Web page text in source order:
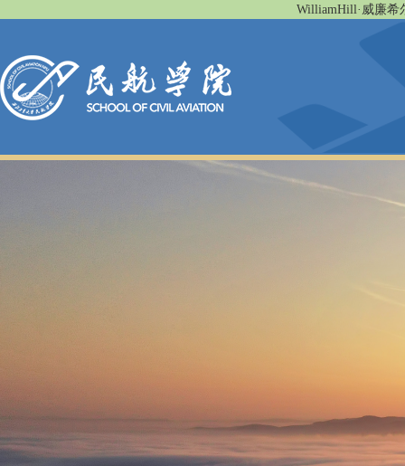
WilliamHill·威廉希